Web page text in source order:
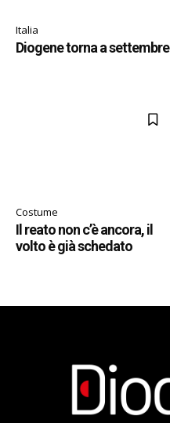
Italia
Diogene torna a settembre
Costume
Il reato non c’è ancora, il
volto è già schedato